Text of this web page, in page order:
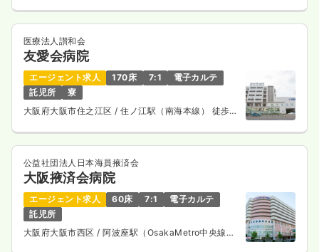
医療法人讃和会
友愛会病院
エージェント求人 170床 7:1
電子カルテ
託児所
寮
大阪府大阪市住之江区/ 住ノ江駅（南海本線） 徒歩5
公益社団法人日本海員掖済会
大阪掖済会病院
エージェント求人 60床 7:1
電子カルテ
託児所
大阪府大阪市西区/ 阿波座駅（OsakaMetro中央線）